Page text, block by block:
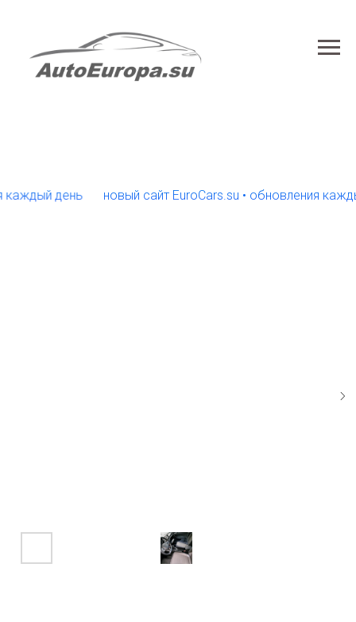
день новый сайт EuroCars.su • обновления каждый